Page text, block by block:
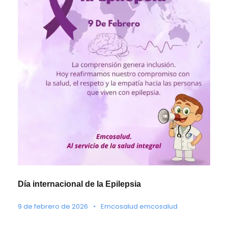
Día internacional de la Epilepsia
9 de febrero de 2026 • Emcosalud emcosalud